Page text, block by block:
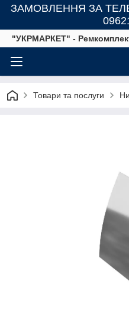
ЗАМОВЛЕННЯ ЗА
"УКРМАРКЕТ" -
Товари та послуги